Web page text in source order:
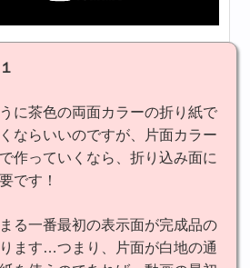
に茶色の両面カラーの折り紙で
ならいいのですが、片面カラー
作っていくなら、折り込み面に
です！
る一番最初の表示面が完成品の
ます…つまり、片面が白地の通